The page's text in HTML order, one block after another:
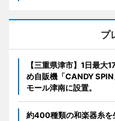
プ
【三重県津市】1日最大
め自販機「CANDY
モール津南に設置。
約400種類の和楽器糸を